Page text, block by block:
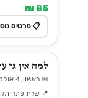
85 ₪
📋 פרטים
למה אין גן
📅 ראשון, 4 אוקטובר ⏰ 19:30
📍 שרת פתח